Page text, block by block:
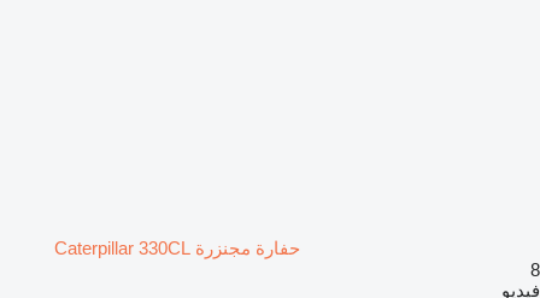
حفارة مجنزرة Caterpillar 330CL
8
فيديو